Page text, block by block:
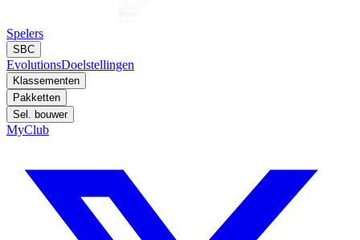
Spelers
SBC
EvolutionsDoelstellingen
Klassementen
Pakketten
Sel. bouwer
MyClub